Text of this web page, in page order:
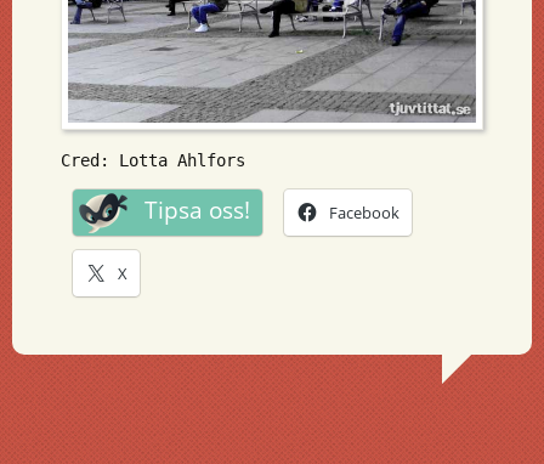
Cred: Lotta Ahlfors
Tipsa oss! Facebook
X